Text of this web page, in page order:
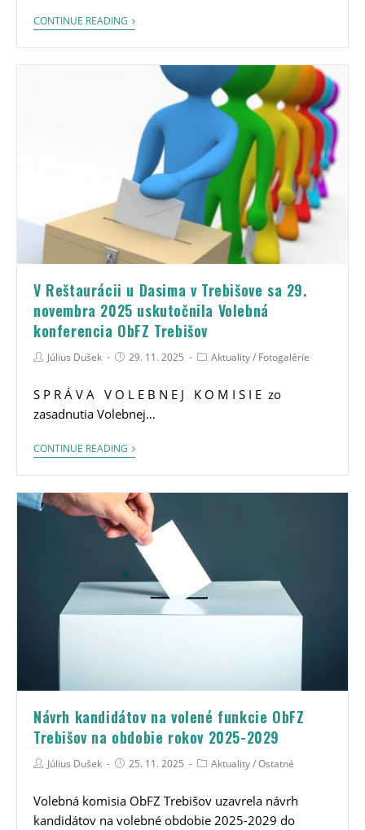
CONTINUE READING
V Reštaurácii u Dasima v Trebišove sa 29.
novembra 2025 uskutočnila Volebná
konferencia ObFZ Trebišov
Július Dušek 29. 11. 2025 Aktuality/ Fotogalérie
S P R Á V A V O L E B N E J K O M I S I E zo
zasadnutia Volebnej…
CONTINUE READING
Návrh kandidátov na volené funkcie ObFZ
Trebišov na obdobie rokov 2025-2029
Július Dušek 25. 11. 2025 Aktuality/Ostatné
Volebná komisia ObFZ Trebišov uzavrela návrh
kandidátov na volebné obdobie 2025-2029 do